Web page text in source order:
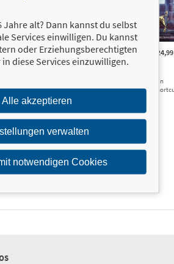
24,99 €
und
24,99 €
Mit
Leidenschaft zu
zum Gipfel
Passion
to
The Mountain
Climber's
Jahre alt? Dann kannst du selbst
Services einwilligen. Du kannst
oder Erziehungsberechtigten
diese Services einzuwilligen.
Alle akzeptieren
verwalten
notwendigen Cookies